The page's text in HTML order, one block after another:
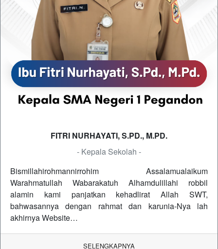
FITRI NURHAYATI, S.PD., M.PD.
- Kepala Sekolah -
Bismillahirohmannirrohim Assalamualaikum
Warahmatullah Wabarakatuh Alhamdulillahi robbil
alamin kami panjatkan kehadlirat Allah SWT,
bahwasannya dengan rahmat dan karunia-Nya lah
akhirnya Website…
SELENGKAPNYA